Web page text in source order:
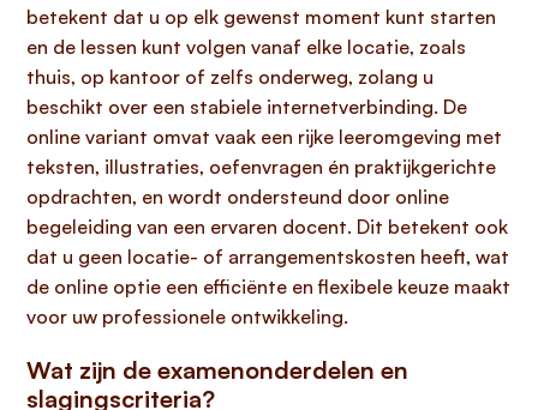
betekent dat u op elk gewenst moment kunt starten
en de lessen kunt volgen vanaf elke locatie, zoals
thuis, op kantoor of zelfs onderweg, zolang u
beschikt over een stabiele internetverbinding. De
online variant omvat vaak een rijke leeromgeving met
teksten, illustraties, oefenvragen én praktijkgerichte
opdrachten, en wordt ondersteund door online
begeleiding van een ervaren docent. Dit betekent ook
dat u geen locatie- of arrangementskosten heeft, wat
de online optie een efficiënte en flexibele keuze maakt
voor uw professionele ontwikkeling.
Wat zijn de examenonderdelen en
slagingscriteria?